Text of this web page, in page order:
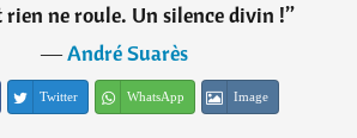
ne roule. Un silence divin !”
―André Suarès
Twitter WhatsApp Image